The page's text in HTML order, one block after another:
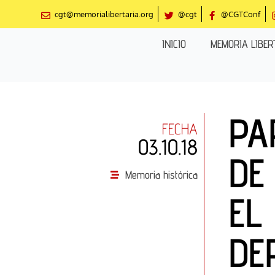
cgt@memorialibertaria.org @cgt @CGTConf
INICIO MEMORIA
FECHA
03.10.18
Memoria histórica